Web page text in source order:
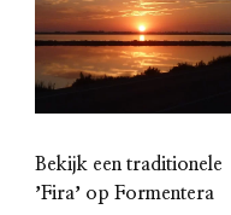
Bekijk een traditionele
ʼFiraʼ op Formentera